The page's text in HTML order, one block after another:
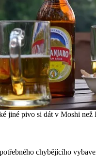
jiné pivo si dát v Moshi než
chybějícího